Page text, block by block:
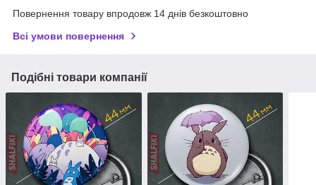
Повернення товару впродовж 14 днів безкоштовно
Всі умови повернення
Подібні товари компанії